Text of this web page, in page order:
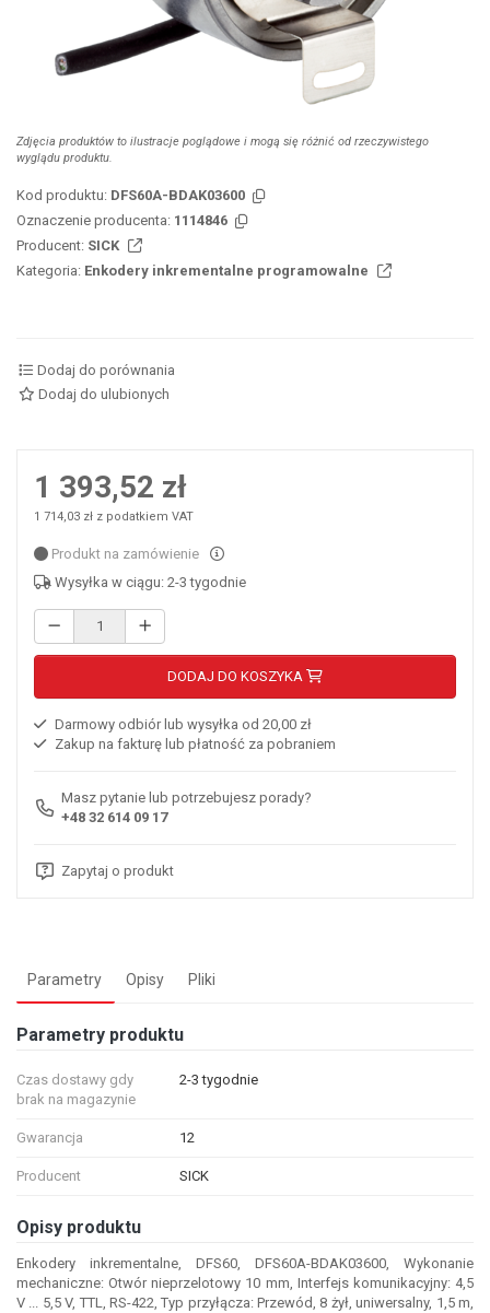
Zdjęcia produktów to ilustracje poglądowe i mogą się różnić od rzeczywistego
wyglądu produktu.
Kod produktu: DFS60A-BDAK03600
Oznaczenie producenta: 1114846
Producent: SICK
Kategoria: Enkodery inkrementalne programowalne
Dodaj do porównania
Dodaj do ulubionych
1 393,52 zł
1 714,03 zł z podatkiem VAT
Produkt na zamówienie
Wysyłka w ciągu: 2-3 tygodnie
DODAJ DO KOSZYKA
Darmowy odbiór lub wysyłka od 20,00 zł
Zakup na fakturę lub płatność za pobraniem
Masz pytanie lub potrzebujesz porady?
+48 32 614 09 17
Zapytaj o produkt
Parametry Opisy Pliki
Parametry produktu
Czas dostawy gdy
brak na magazynie
2-3 tygodnie
Gwarancja 12
Producent SICK
Opisy produktu
Enkodery inkrementalne, DFS60, DFS60A-BDAK03600, Wykonanie
mechaniczne: Otwór nieprzelotowy 10 mm, Interfejs komunikacyjny: 4,5
V ... 5,5 V, TTL, RS-422, Typ przyłącza: Przewód, 8 żył, uniwersalny, 1,5 m,